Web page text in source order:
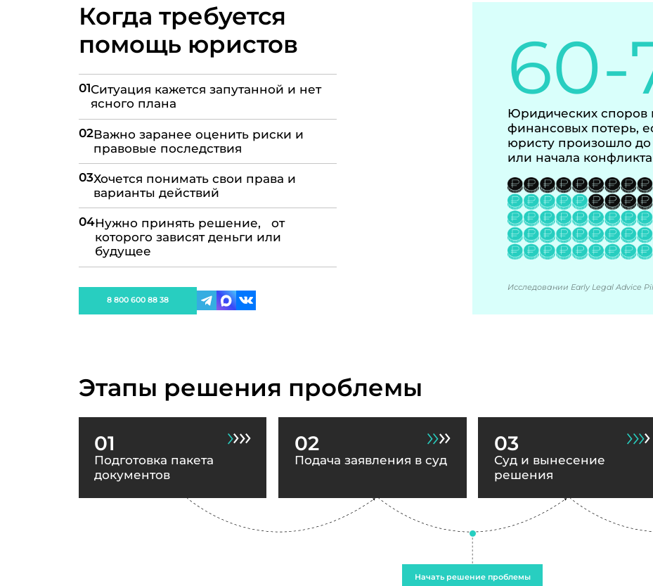
Когда требуется
помощь юристов
01Ситуация кажется запутанной и нет
ясного плана
02Важно заранее оценить риски и
правовые последствия
03Хочется понимать свои права и
варианты действий
04Нужно принять решение, от
которого зависят деньги или
будущее
8 800 600 88 38
60-
Юридических
финансовых потерь,
юристу произошло
или начала конфликта
Исследовании Early Legal Advice
Этапы решения проблемы
01
Подготовка пакета
документов
02
Подача заявления в суд
03
Суд и вынесение
решения
Начать решение проблемы